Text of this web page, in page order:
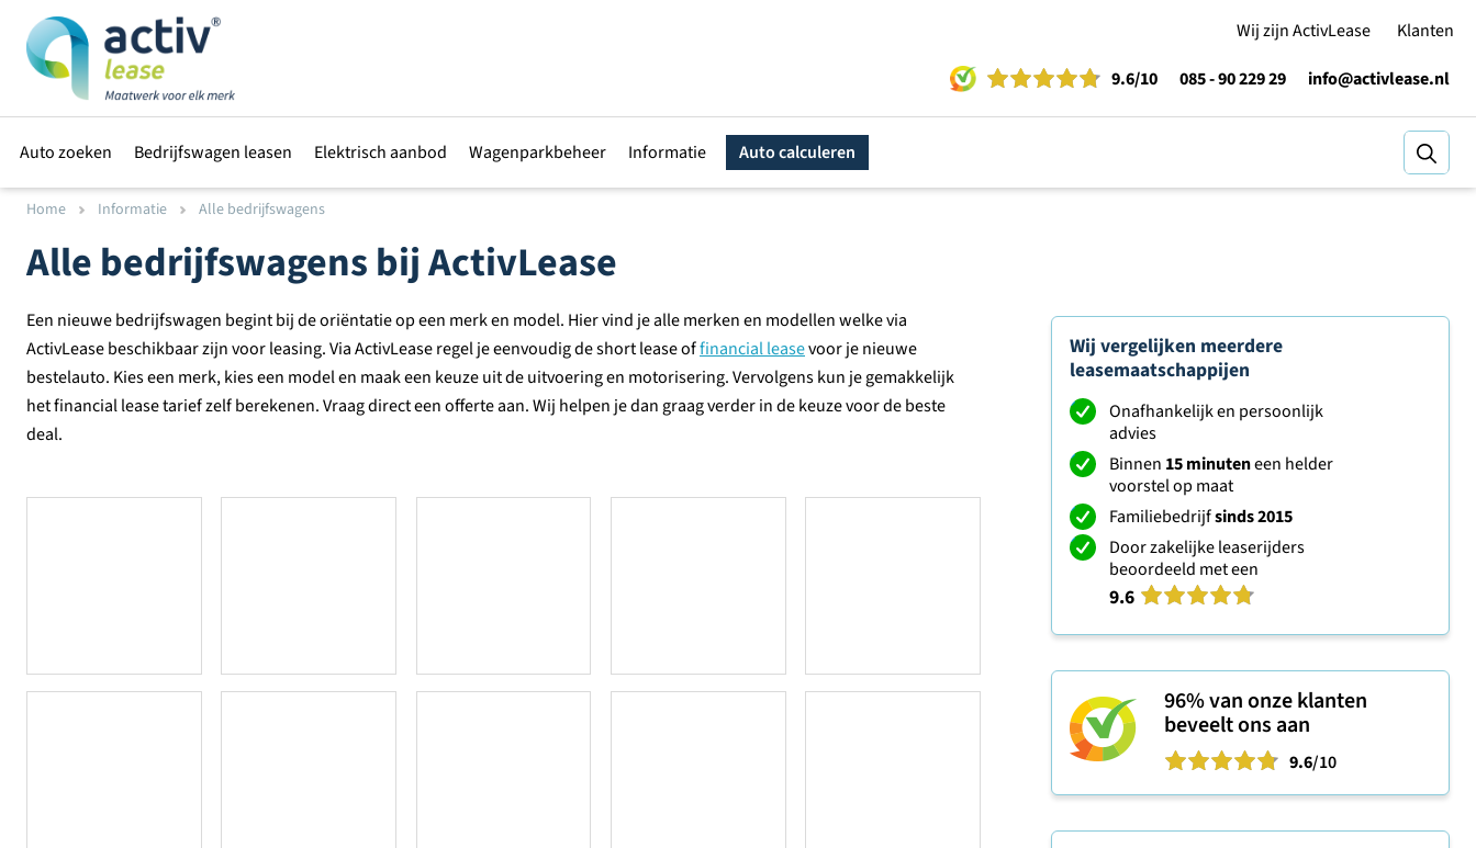
Wij zijn ActivLease
Klanten
9.6/10 085 - 90 229 29 info@activlease.nl
Auto zoeken Bedrijfswagen leasen Elektrisch aanbod Wagenparkbeheer Informatie Auto calculeren
Home Informatie Alle bedrijfswagens
Alle bedrijfswagens bij ActivLease
Een nieuwe bedrijfswagen begint bij de oriëntatie op een merk en model. Hier vind je alle merken en modellen welke via
ActivLease beschikbaar zijn voor leasing. Via ActivLease regel je eenvoudig de short lease offinancial leasevoor je nieuwe
bestelauto. Kies een merk, kies een model en maak een keuze uit de uitvoering en motorisering. Vervolgens kun je gemakkelijk
het financial lease tarief zelf berekenen. Vraag direct een offerte aan. Wij helpen je dan graag verder in de keuze voor de beste
deal.
Wij vergelijken meerdere
leasemaatschappijen
Onafhankelijk en persoonlijk
advies
Binnen 15 minuteneen helder
voorstel op maat
Familiebedrijfsinds 2015
Door zakelijke leaserijders
beoordeeld met een
9.6
96%van onze klanten
beveelt ons aan
9.6/10